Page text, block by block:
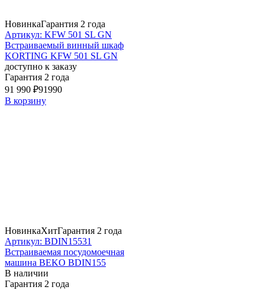
НовинкаГарантия 2 года
Артикул: KFW 501 SL GN
Встраиваемый винный шкаф
KORTING KFW 501 SL GN
доступно к заказу
Гарантия 2 года
91 990 ₽91990
В корзину
НовинкаХитГарантия 2 года
Артикул: BDIN15531
Встраиваемая посудомоечная
машина BEKO BDIN155
В наличии
Гарантия 2 года